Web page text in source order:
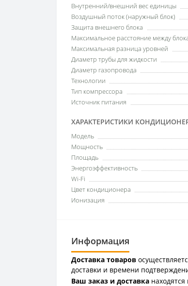
Внутренний/внешний вес единицы
Воздушный поток (наружный блок)
Защита внешнего блока
Максимальное расстояние между
Максимальная разница уровней
Диаметр трубы для жидкости
Диаметр газопровода
Технологии
Тип компрессора
Источник питания
ХАРАКТЕРИСТИКИ
Модель
Мощность
Площадь
Энергоэффективность
Wi-Fi
Цвет кондиционера
Ионизация
Информация
Доставка товаров
доставки и времени
Ваш заказ и доставка